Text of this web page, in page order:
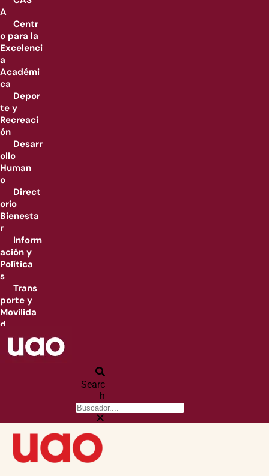
A
Centr
o para la
Excelenci
a
Académi
ca
Depor
te y
Recreaci
ón
Desarr
ollo
Human
o
Direct
orio
Bienesta
r
Inform
ación y
Política
s
Trans
porte y
Movilida
d
Searc
h